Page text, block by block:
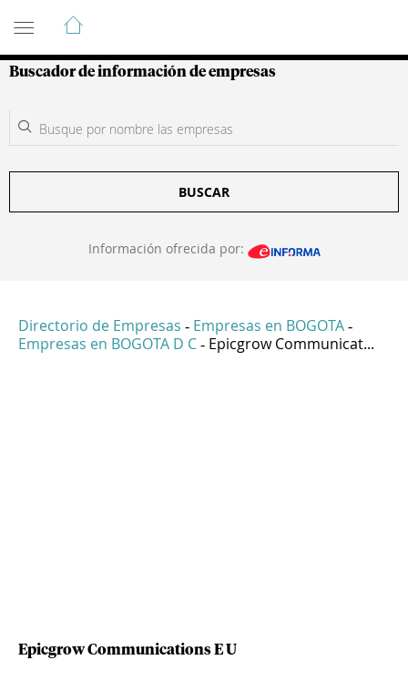
Guía de Empresas Colombianas
Buscador de información de empresas
BUSCAR
Información ofrecida por:
Directorio de Empresas - Empresas en BOGOTA -
Empresas en BOGOTA D C - Epicgrow Communicat...
Epicgrow Communications E U